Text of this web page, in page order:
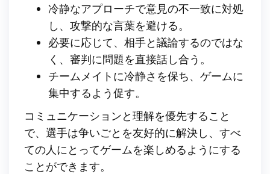
冷静なアプローチで意見の不一致に対処
し、攻撃的な言葉を避ける。
必要に応じて、相手と議論するのではな
く、審判に問題を直接話し合う。
チームメイトに冷静さを保ち、ゲームに
集中するよう促す。
コミュニケーションと理解を優先すること
で、選手は争いごとを友好的に解決し、すべ
ての人にとってゲームを楽しめるようにする
ことができます。